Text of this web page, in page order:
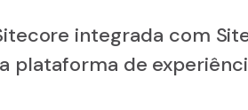
integrada com
plataforma de